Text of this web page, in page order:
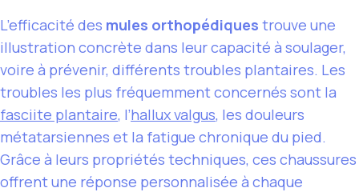
L’efficacité des mules orthopédiques trouve une
illustration concrète dans leur capacité à soulager,
voire à prévenir, différents troubles plantaires. Les
troubles les plus fréquemment concernés sont la
fasciite plantaire, l’hallux valgus, les douleurs
métatarsiennes et la fatigue chronique du pied.
Grâce à leurs propriétés techniques, ces chaussures
offrent une réponse personnalisée à chaque